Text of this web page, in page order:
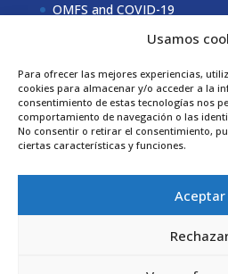
Usamos
Para ofrecer las mejores experiencias,
cookies para almacenar y/o acceder a la
consentimiento de estas tecnologías nos
comportamiento de navegación o las
No consentir o retirar el consentimiento,
ciertas características y funciones.
Aceptar
OMFS and COVID-19
Coordinación Secomnor
Tel. 981 178 000
secretaria@secomnor.es